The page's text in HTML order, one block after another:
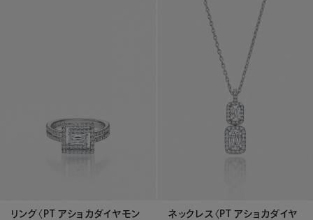
リング〈PT アショカダイヤモン
ネックレス〈PT アショカダイヤ